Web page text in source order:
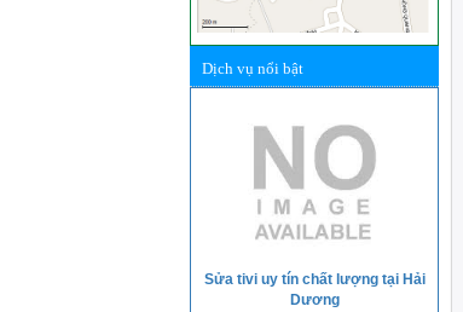
Dịch vụ nổi bật
Sửa tivi uy tín chất lượng tại Hải
Dương